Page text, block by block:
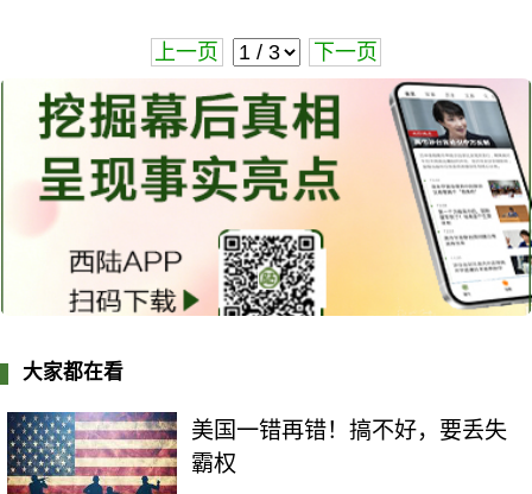
上一页 下一页
大家都在看
美国一错再错！搞不好，要丢失
霸权